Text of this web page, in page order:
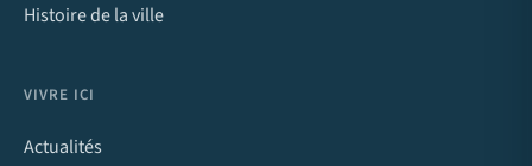
Histoire de la ville
VIVRE ICI
Actualités